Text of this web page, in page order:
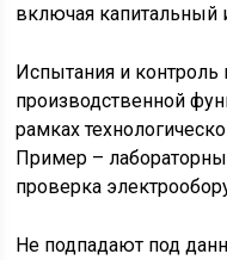
включая капитальный
Испытания и контроль
производственной
рамках
Пример –
проверка
Не подпадают под